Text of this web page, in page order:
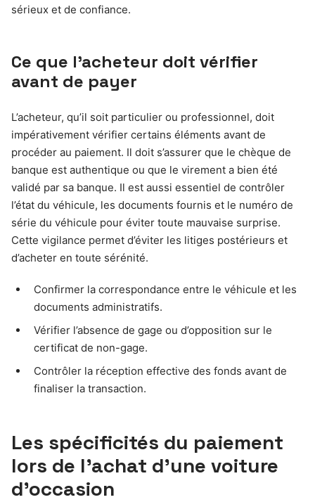
sérieux et de confiance.
Ce que l’acheteur doit vérifier
avant de payer
L’acheteur, qu’il soit particulier ou professionnel, doit
impérativement vérifier certains éléments avant de
procéder au paiement. Il doit s’assurer que le chèque de
banque est authentique ou que le virement a bien été
validé par sa banque. Il est aussi essentiel de contrôler
l’état du véhicule, les documents fournis et le numéro de
série du véhicule pour éviter toute mauvaise surprise.
Cette vigilance permet d’éviter les litiges postérieurs et
d’acheter en toute sérénité.
Confirmer la correspondance entre le véhicule et les
documents administratifs.
Vérifier l’absence de gage ou d’opposition sur le
certificat de non-gage.
Contrôler la réception effective des fonds avant de
finaliser la transaction.
Les spécificités du paiement
lors de l’achat d’une voiture
d’occasion